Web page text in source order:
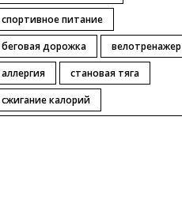
спортивное питание
беговая дорожка
велотренажер
аллергия
становая тяга
сжигание калорий